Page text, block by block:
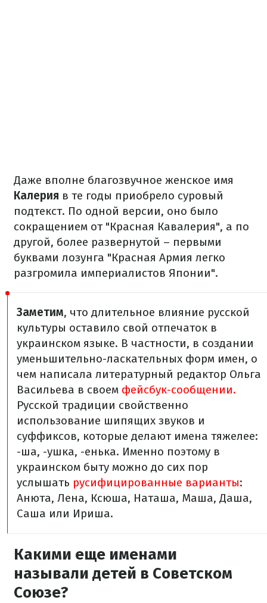
Даже вполне благозвучное женское имя
Калерия в те годы приобрело суровый
подтекст. По одной версии, оно было
сокращением от "Красная Кавалерия", а по
другой, более развернутой – первыми
буквами лозунга "Красная Армия легко
разгромила империалистов Японии".
Заметим, что длительное влияние русской
культуры оставило свой отпечаток в
украинском языке. В частности, в создании
уменьшительно-ласкательных форм имен, о
чем написала литературный редактор Ольга
Васильева в своем фейсбук-сообщении.
Русской традиции свойственно
использование шипящих звуков и
суффиксов, которые делают имена тяжелее:
-ша, -ушка, -енька. Именно поэтому в
украинском быту можно до сих пор
услышать русифицированные варианты:
Анюта, Лена, Ксюша, Наташа, Маша, Даша,
Саша или Ириша.
Какими еще именами
называли детей в Советском
Союзе?